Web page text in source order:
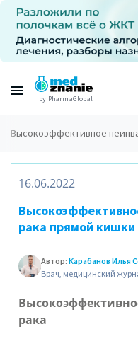
by PharmaGlobal
Высокоэффективное
16.06.2022
рака прямой кишки
Автор: Карабанов Илья
Врач, медицинский
рака